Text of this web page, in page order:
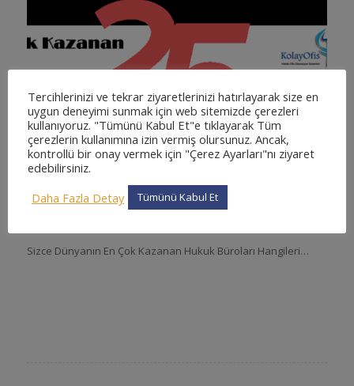
Dünyanın En Çok Kazanan Hukuk Büroları
Sizce Dünyanın En Çok Kazanan Hukuk Büroları Hangileri…
Tercihlerinizi ve tekrar ziyaretlerinizi hatırlayarak size en
uygun deneyimi sunmak için web sitemizde çerezleri
kullanıyoruz. "Tümünü Kabul Et"e tıklayarak Tüm
çerezlerin kullanımına izin vermiş olursunuz. Ancak,
kontrollü bir onay vermek için "Çerez Ayarları"nı ziyaret
edebilirsiniz.
Daha Fazla Detay
Tümünü Kabul Et